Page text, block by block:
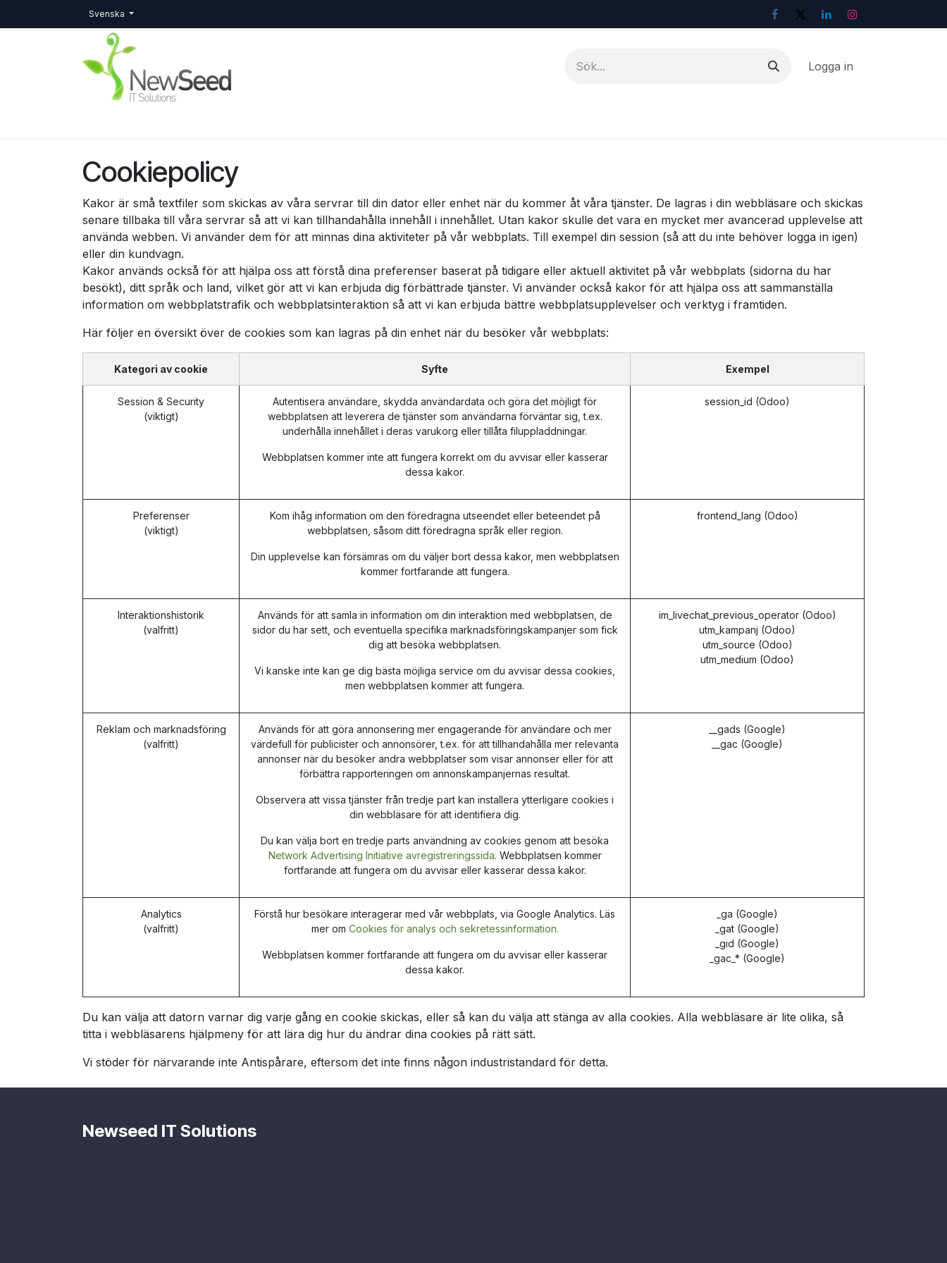
Hoppa till innehållSvenska
Logga in
Cookiepolicy
Kakor är små textfiler som skickas av våra servrar till din dator eller enhet när du kommer åt våra tjänster. De lagras i din webbläsare och skickas
senare tillbaka till våra servrar så att vi kan tillhandahålla innehåll i innehållet. Utan kakor skulle det vara en mycket mer avancerad upplevelse att
använda webben. Vi använder dem för att minnas dina aktiviteter på vår webbplats. Till exempel din session (så att du inte behöver logga in igen)
eller din kundvagn.
Kakor används också för att hjälpa oss att förstå dina preferenser baserat på tidigare eller aktuell aktivitet på vår webbplats (sidorna du har
besökt), ditt språk och land, vilket gör att vi kan erbjuda dig förbättrade tjänster. Vi använder också kakor för att hjälpa oss att sammanställa
information om webbplatstrafik och webbplatsinteraktion så att vi kan erbjuda bättre webbplatsupplevelser och verktyg i framtiden.
Här följer en översikt över de cookies som kan lagras på din enhet när du besöker vår webbplats:
Kategori av cookie Syfte Exempel
Session & Security
(viktigt)
Autentisera användare, skydda användardata och göra det möjligt för
webbplatsen att leverera de tjänster som användarna förväntar sig, t.ex.
underhålla innehållet i deras varukorg eller tillåta filuppladdningar.
Webbplatsen kommer inte att fungera korrekt om du avvisar eller kasserar
dessa kakor.
session_id (Odoo)
Preferenser
(viktigt)
Kom ihåg information om den föredragna utseendet eller beteendet på
webbplatsen, såsom ditt föredragna språk eller region.
Din upplevelse kan försämras om du väljer bort dessa kakor, men webbplatsen
kommer fortfarande att fungera.
frontend_lang (Odoo)
Interaktionshistorik
(valfritt)
Används för att samla in information om din interaktion med webbplatsen, de
sidor du har sett, och eventuella specifika marknadsföringskampanjer som fick
dig att besöka webbplatsen.
Vi kanske inte kan ge dig bästa möjliga service om du avvisar dessa cookies,
men webbplatsen kommer att fungera.
im_livechat_previous_operator (Odoo)
utm_kampanj (Odoo)
utm_source (Odoo)
utm_medium (Odoo)
Reklam och marknadsföring
(valfritt)
Används för att göra annonsering mer engagerande för användare och mer
värdefull för publicister och annonsörer, t.ex. för att tillhandahålla mer relevanta
annonser när du besöker andra webbplatser som visar annonser eller för att
förbättra rapporteringen om annonskampanjernas resultat.
Observera att vissa tjänster från tredje part kan installera ytterligare cookies i
din webbläsare för att identifiera dig.
Du kan välja bort en tredje parts användning av cookies genom att besöka
Network Advertising Initiative avregistreringssida. Webbplatsen kommer
fortfarande att fungera om du avvisar eller kasserar dessa kakor.
__gads (Google)
__gac (Google)
Analytics
(valfritt)
Förstå hur besökare interagerar med vår webbplats, via Google Analytics. Läs
mer om Cookies för analys och sekretessinformation.
Webbplatsen kommer fortfarande att fungera om du avvisar eller kasserar
dessa kakor.
_ga (Google)
_gat (Google)
_gid (Google)
_gac_* (Google)
Du kan välja att datorn varnar dig varje gång en cookie skickas, eller så kan du välja att stänga av alla cookies. Alla webbläsare är lite olika, så
titta i webbläsarens hjälpmeny för att lära dig hur du ändrar dina cookies på rätt sätt.
Vi stöder för närvarande inte Antispårare, eftersom det inte finns någon industristandard för detta.
Newseed IT Solutions